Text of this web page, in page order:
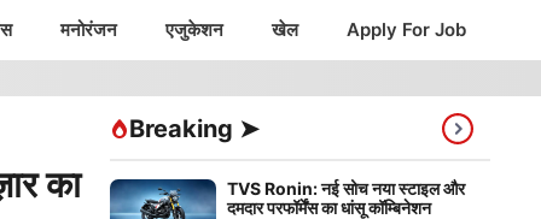
मनोरंजन एजुकेशन खेल Apply For Job
का
Breaking ➤
TVS Ronin: नई सोच नया स्टाइल और
दमदार परफॉर्मेंस का धांसू कॉम्बिनेशन